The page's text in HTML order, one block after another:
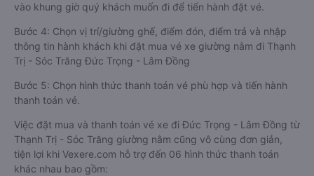
vào khung giờ quý khách muốn đi để tiến hành đặt vé.
Bước 4: Chọn vị trí/giường ghế, điểm đón, điểm trả và nhập
thông tin hành khách khi đặt mua vé xe giường nằm đi Thạnh
Trị - Sóc Trăng Đức Trọng - Lâm Đồng
Bước 5: Chọn hình thức thanh toán vé phù hợp và tiến hành
thanh toán vé.
Việc đặt mua và thanh toán vé xe đi Đức Trọng - Lâm Đồng từ
Thạnh Trị - Sóc Trăng giường nằm cũng vô cùng đơn giản,
tiện lợi khi Vexere.com hỗ trợ đến 06 hình thức thanh toán
khác nhau bao gồm: